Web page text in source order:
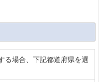
る場合、下記都道府県を選